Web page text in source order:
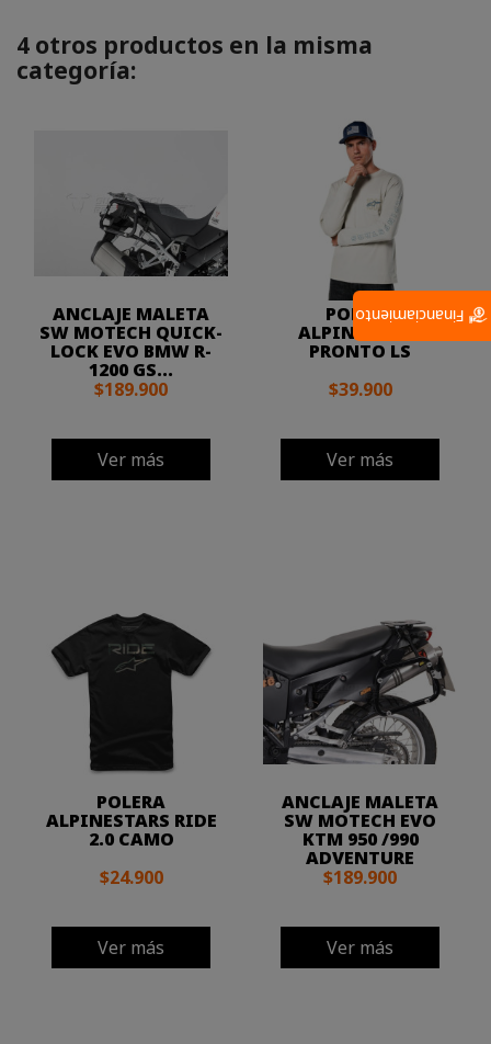
4 otros productos en la misma
categoría:
ANCLAJE MALETA
SW MOTECH QUICK-
LOCK EVO BMW R-
1200 GS...
$189.900
Ver más
POLERA
ALPINESTARS
PRONTO LS
$39.900
Ver más
POLERA
ALPINESTARS RIDE
2.0 CAMO
$24.900
Ver más
ANCLAJE MALETA
SW MOTECH EVO
KTM 950 /990
ADVENTURE
$189.900
Ver más
Financiamiento